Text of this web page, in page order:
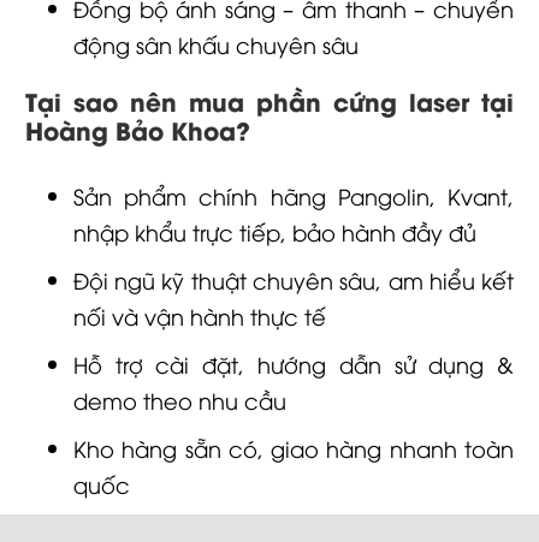
Đồng bộ ánh sáng – âm thanh – chuyển
động sân khấu chuyên sâu
Tại sao nên mua phần cứng laser tại
Hoàng Bảo Khoa?
Sản phẩm chính hãng Pangolin, Kvant,
nhập khẩu trực tiếp, bảo hành đầy đủ
Đội ngũ kỹ thuật chuyên sâu, am hiểu kết
nối và vận hành thực tế
Hỗ trợ cài đặt, hướng dẫn sử dụng &
demo theo nhu cầu
Kho hàng sẵn có, giao hàng nhanh toàn
quốc